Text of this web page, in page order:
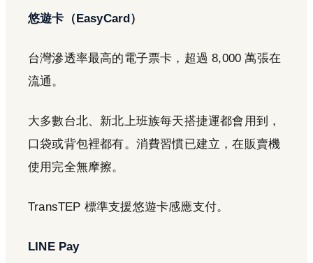
悠遊卡（EasyCard）
台灣滲透率最高的電子票卡，超過 8,000 萬張在
流通。
大多數台北、新北上班族每天搭捷運都會用到，
口袋或背包裡都有。消費習慣已建立，在販賣機
使用完全無摩擦。
TransTEP 標準支援悠遊卡感應支付。
LINE Pay